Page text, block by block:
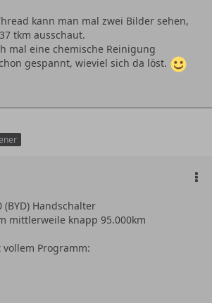
kann man mal zwei Bilder sehen,
tkm ausschaut.
mal eine chemische Reinigung
gespannt, wieviel sich da löst.
Handschalter
mittlerweile knapp 95.000km
vollem Programm: